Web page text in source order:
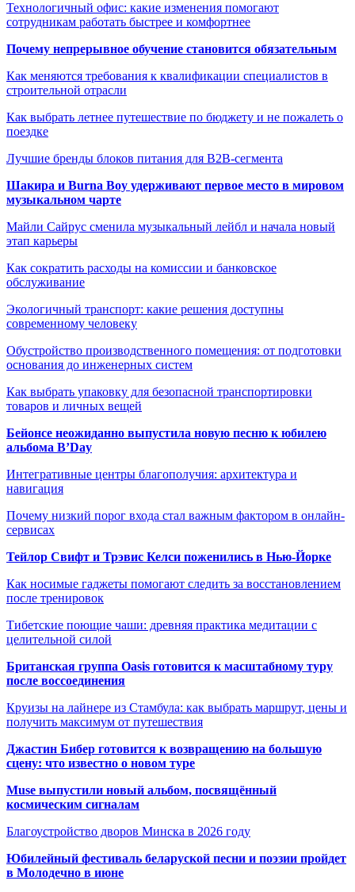
Технологичный офис: какие изменения помогают
сотрудникам работать быстрее и комфортнее
Почему непрерывное обучение становится обязательным
Как меняются требования к квалификации специалистов в
строительной отрасли
Как выбрать летнее путешествие по бюджету и не пожалеть о
поездке
Лучшие бренды блоков питания для B2B-сегмента
Шакира и Burna Boy удерживают первое место в мировом
музыкальном чарте
Майли Сайрус сменила музыкальный лейбл и начала новый
этап карьеры
Как сократить расходы на комиссии и банковское
обслуживание
Экологичный транспорт: какие решения доступны
современному человеку
Обустройство производственного помещения: от подготовки
основания до инженерных систем
Как выбрать упаковку для безопасной транспортировки
товаров и личных вещей
Бейонсе неожиданно выпустила новую песню к юбилею
альбома B’Day
Интегративные центры благополучия: архитектура и
навигация
Почему низкий порог входа стал важным фактором в онлайн-
сервисах
Тейлор Свифт и Трэвис Келси поженились в Нью-Йорке
Как носимые гаджеты помогают следить за восстановлением
после тренировок
Тибетские поющие чаши: древняя практика медитации с
целительной силой
Британская группа Oasis готовится к масштабному туру
после воссоединения
Круизы на лайнере из Стамбула: как выбрать маршрут, цены и
получить максимум от путешествия
Джастин Бибер готовится к возвращению на большую
сцену: что известно о новом туре
Muse выпустили новый альбом, посвящённый
космическим сигналам
Благоустройство дворов Минска в 2026 году
Юбилейный фестиваль беларуской песни и поэзии пройдет
в Молодечно в июне